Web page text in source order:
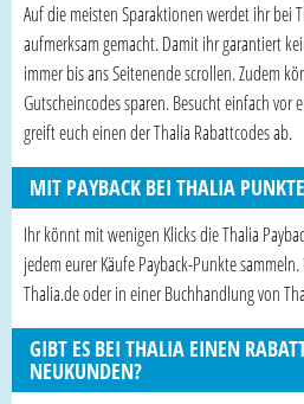
Auf die meisten Sparaktionen werdet ihr bei
aufmerksam gemacht. Damit ihr garantiert
immer bis ans Seitenende scrollen. Zudem
Gutscheincodes sparen. Besucht einfach vor
greift euch einen der Thalia Rabattcodes ab.
MIT PAYBACK BEI THALIA
Ihr könnt mit wenigen Klicks die Thalia
jedem eurer Käufe Payback-Punkte
Thalia.de oder in einer Buchhandlung von
GIBT ES BEI THALIA EINEN
NEUKUNDEN?